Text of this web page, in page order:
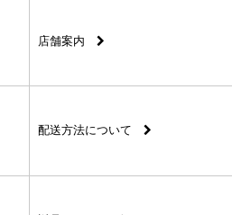
店舗案内
配送方法について